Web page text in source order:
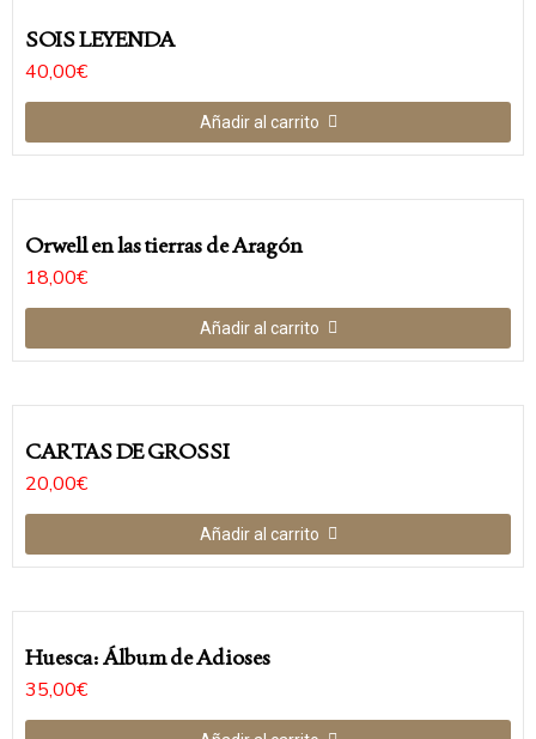
SOIS LEYENDA
40,00€
Añadir al carrito
Orwell en las tierras de Aragón
18,00€
Añadir al carrito
CARTAS DE GROSSI
20,00€
Añadir al carrito
Huesca: Álbum de Adioses
35,00€